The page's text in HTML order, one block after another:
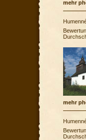
mehr
mehr